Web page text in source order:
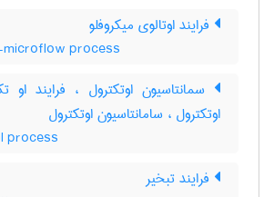
فرایند اوتالوی میکروفلو
process
سمانتاسیون اوتکترول ، فرایند او
اوتکترول ، سامانتاسیون اوتکترول
process
فرایند تبخیر